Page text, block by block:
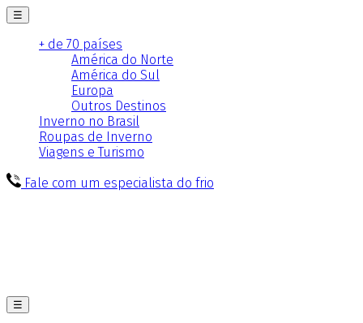
☰
+ de 70 países
América do Norte
América do Sul
Europa
Outros Destinos
Inverno no Brasil
Roupas de Inverno
Viagens e Turismo
Fale com um especialista do frio
☰